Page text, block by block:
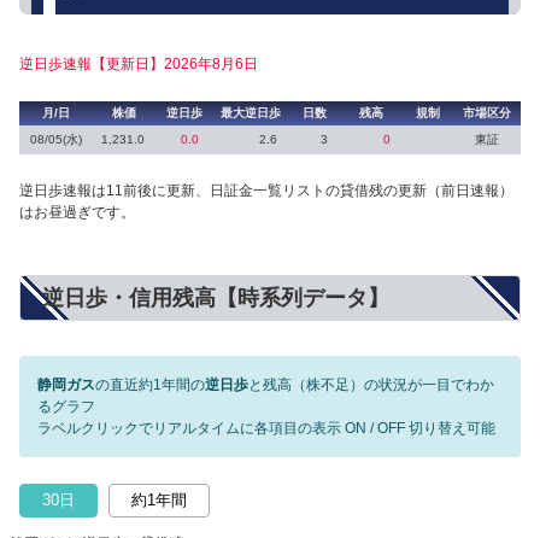
逆日歩速報【更新日】2026年8月6日
月/日 株価 逆日歩 最大逆日歩 日数 残高 規制
市場区分
08/05(水)
1,231.0 0.0 2.6 3 0 東証
逆日歩速報は11前後に更新、日証金一覧リストの貸借残の更新（前日速報）
はお昼過ぎです。
逆日歩・信用残高【時系列データ】
静岡ガスの直近約1年間の逆日歩と残高（株不足）の状況が一目でわか
るグラフ
ラベルクリックでリアルタイムに各項目の表示 ON / OFF 切り替え可能
30日 約1年間